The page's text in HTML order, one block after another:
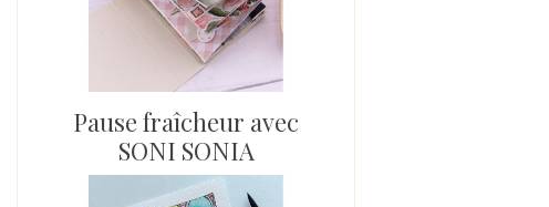
Pause fraîcheur avec
SONI SONIA